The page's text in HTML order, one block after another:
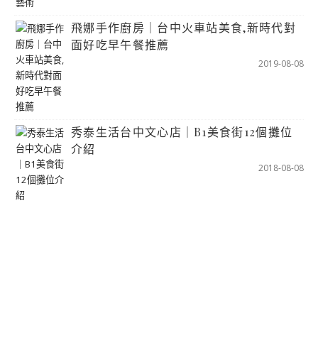
飛娜手作廚房｜台中火車站美食,新時代對
面好吃早午餐推薦
2019-08-08
秀泰生活台中文心店｜B1美食街12個攤位
介紹
2018-08-08